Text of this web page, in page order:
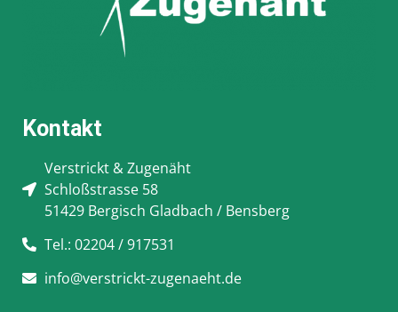
Kontakt
Verstrickt & Zugenäht
Schloßstrasse 58
51429 Bergisch Gladbach / Bensberg
Tel.: 02204 / 917531
info@verstrickt-zugenaeht.de